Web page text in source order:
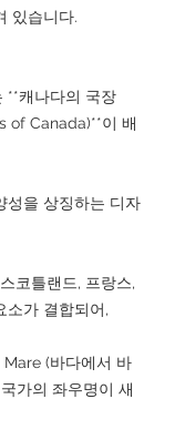
있습니다.
**캐나다의 국장
of Canada)**이 배
성을 상징하는 디자
코틀랜드, 프랑스,
소가 결합되어,
(바다에서 바
가의 좌우명이 새